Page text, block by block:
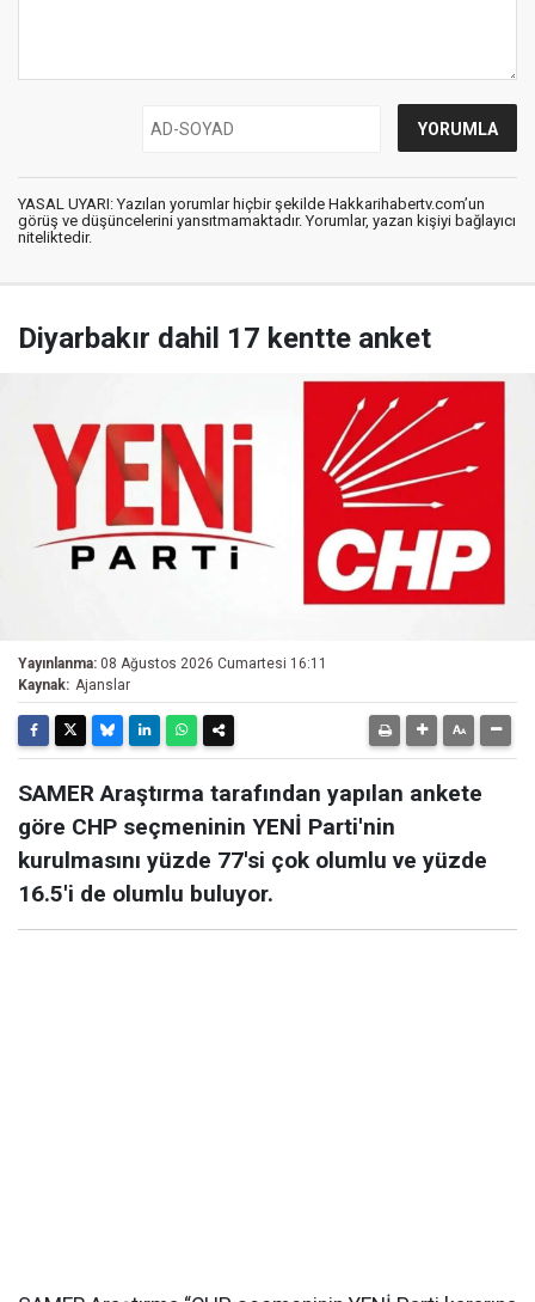
YASAL UYARI: Yazılan yorumlar hiçbir şekilde Hakkarihabertv.com’un
görüş ve düşüncelerini yansıtmamaktadır. Yorumlar, yazan kişiyi bağlayıcı
niteliktedir.
Diyarbakır dahil 17 kentte anket
Yayınlanma: 08 Ağustos 2026 Cumartesi 16:11
Kaynak: Ajanslar
SAMER Araştırma tarafından yapılan ankete
göre CHP seçmeninin YENİ Parti'nin
kurulmasını yüzde 77'si çok olumlu ve yüzde
16.5'i de olumlu buluyor.